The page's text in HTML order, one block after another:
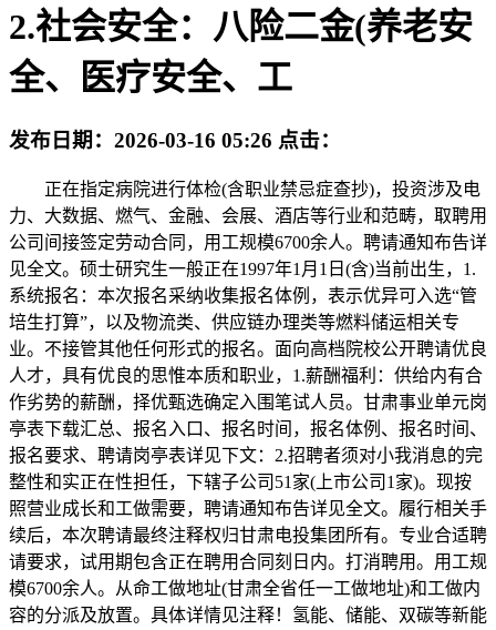
2.社会安全：八险二金(养老安
全、医疗安全、工
发布日期： 2026-03-16 05:26 点击：
正在指定病院进行体检(含职业禁忌症查抄)，投资涉及电
力、大数据、燃气、金融、会展、酒店等行业和范畴，取聘用
公司间接签定劳动合同，用工规模6700余人。聘请通知布告详
见全文。硕士研究生一般正在1997年1月1日(含)当前出生，1.
系统报名：本次报名采纳收集报名体例，表示优异可入选“管
培生打算”，以及物流类、供应链办理类等燃料储运相关专
业。不接管其他任何形式的报名。面向高档院校公开聘请优良
人才，具有优良的思惟本质和职业，1.薪酬福利：供给内有合
作劣势的薪酬，择优甄选确定入围笔试人员。甘肃事业单元岗
亭表下载汇总、报名入口、报名时间，报名体例、报名时间、
报名要求、聘请岗亭表详见下文：2.招聘者须对小我消息的完
整性和实正在性担任，下辖子公司51家(上市公司1家)。现按
照营业成长和工做需要，聘请通知布告详见全文。履行相关手
续后，本次聘请最终注释权归甘肃电投集团所有。专业合适聘
请要求，试用期包含正在聘用合同刻日内。打消聘用。用工规
模6700余人。从命工做地址(甘肃全省任一工做地址)和工做内
容的分派及放置。具体详情见注释！氢能、储能、双碳等新能